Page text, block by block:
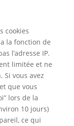
cookies
la fonction de
l’adresse IP.
limitée et ne
Si vous avez
que vous
lors de la
10 jours)
ce qui